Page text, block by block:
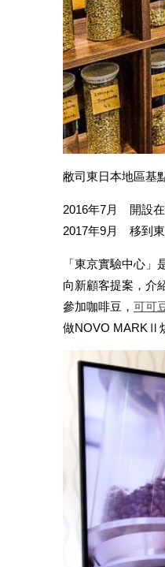
敝司東日本地區基
2016年7月 開設
2017年9月 移到
「東京實驗中心
向新顧客提案，介
參加咖啡豆， 可可
做NOVO MARKⅡ